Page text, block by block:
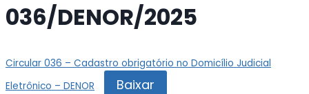
036/DENOR/2025
Circular 036 – Cadastro obrigatório no Domicílio Judicial
Eletrônico – DENOR
Baixar